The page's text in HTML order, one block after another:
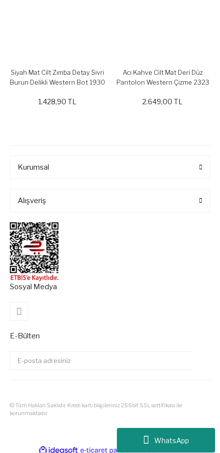
WhatsApp
Siyah Mat Cilt Zımba Detay Sivri
Burun Delikli Western Bot 1930
1.428,90 TL
Acı Kahve Cilt Mat Deri Düz
Pantolon Western Çizme 2323
2.649,00 TL
Kurumsal
Alışveriş
Sosyal Medya
E-Bülten
© Tüm Hakları Saklıdır. Kredi kartı bilgileriniz 256bit SSL sertifikası ile
korunmaktadır.
Tüm Siparişlerinizde Kargo
ideasoft